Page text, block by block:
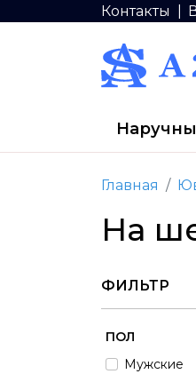
Контакты
Главная
На
ФИЛЬТР
ПОЛ
Мужские